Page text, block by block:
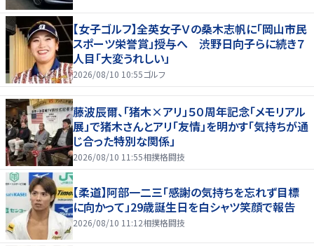
【女子ゴルフ】全英女子Ｖの桑木志帆に「岡山市民
スポーツ栄誉賞」授与へ 渋野日向子らに続き７
人目「大変うれしい」
2026/08/10 10:55ゴルフ
藤波辰爾、「猪木×アリ」５０周年記念「メモリアル
展」で猪木さんとアリ「友情」を明かす「気持ちが通
じ合った特別な関係」
2026/08/10 11:55相撲格闘技
【柔道】阿部一二三「感謝の気持ちを忘れず目標
に向かって」29歳誕生日を白シャツ笑顔で報告
2026/08/10 11:12相撲格闘技